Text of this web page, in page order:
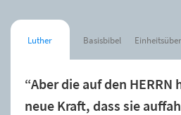
Luther Basisbibel
“Aber die auf den HERRN
neue Kraft, dass sie